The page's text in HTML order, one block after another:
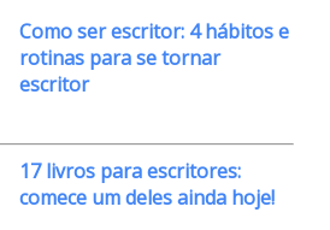
Como ser escritor: 4 hábitos e
rotinas para se tornar
escritor
17 livros para escritores:
comece um deles ainda hoje!